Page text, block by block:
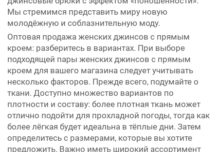
Мы стремимся представить миру новую
молодёжную и соблазнительную моду.
Оптовая продажа женских джинсов с прямым
кроем: разберитесь в вариантах. При выборе
подходящей пары женских джинсов с прямым
кроем для вашего магазина следует учитывать
несколько факторов. Прежде всего, подумайте о
ткани. Доступно множество вариантов по
плотности и составу: более плотная ткань может
отлично подойти для прохладной погоды, тогда как
более лёгкая будет идеальна в тёплые дни. Затем
определитесь с размерами, которые вы хотите
предложить. Важно иметь широкий ассортимент